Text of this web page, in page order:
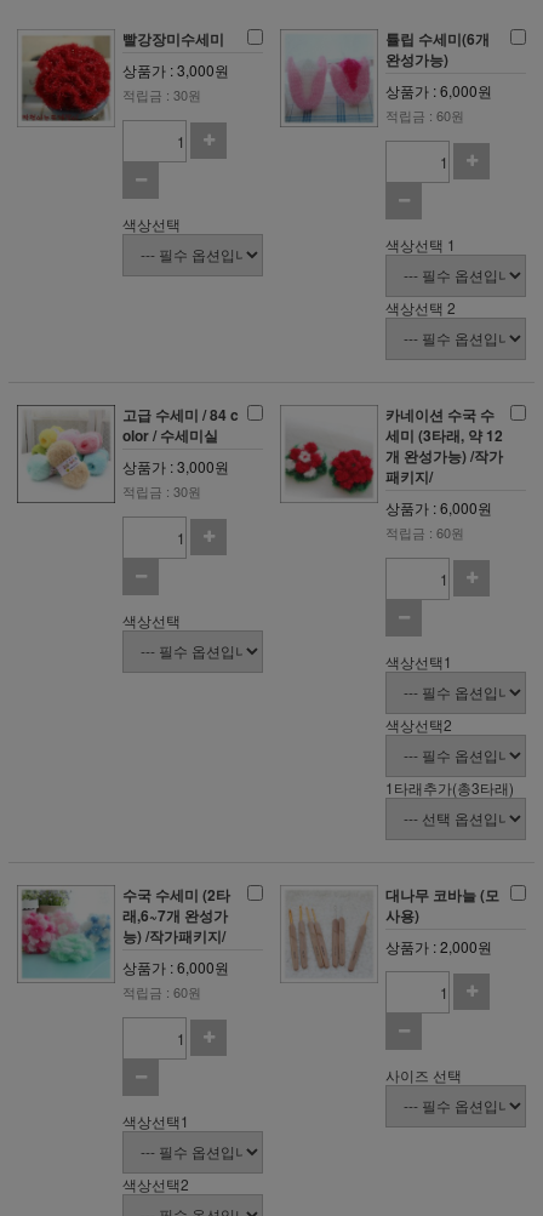
빨강장미수세미
상품가 : 3,000원
적립금 : 30원
색상선택
튤립 수세미(6개
완성가능)
상품가 : 6,000원
적립금 : 60원
색상선택 1
색상선택 2
고급 수세미 / 84 c
olor / 수세미실
상품가 : 3,000원
적립금 : 30원
색상선택
카네이션 수국 수
세미 (3타래, 약 12
개 완성가능) /작가
패키지/
상품가 : 6,000원
적립금 : 60원
색상선택1
색상선택2
1타래추가(총3타래)
수국 수세미 (2타
래,6~7개 완성가
능) /작가패키지/
상품가 : 6,000원
적립금 : 60원
색상선택1
색상선택2
대나무 코바늘 (모
사용)
상품가 : 2,000원
사이즈 선택